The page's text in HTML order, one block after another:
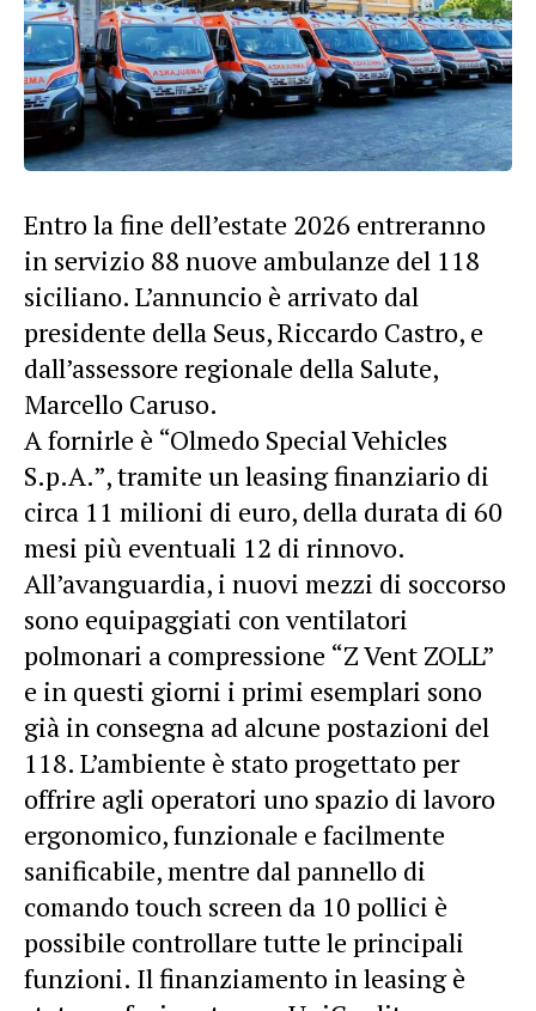
Entro la fine dell’estate 2026 entreranno
in servizio 88 nuove ambulanze del 118
siciliano. L’annuncio è arrivato dal
presidente della Seus, Riccardo Castro, e
dall’assessore regionale della Salute,
Marcello Caruso.
A fornirle è “Olmedo Special Vehicles
S.p.A.”, tramite un leasing finanziario di
circa 11 milioni di euro, della durata di 60
mesi più eventuali 12 di rinnovo.
All’avanguardia, i nuovi mezzi di soccorso
sono equipaggiati con ventilatori
polmonari a compressione “Z Vent ZOLL”
e in questi giorni i primi esemplari sono
già in consegna ad alcune postazioni del
118. L’ambiente è stato progettato per
offrire agli operatori uno spazio di lavoro
ergonomico, funzionale e facilmente
sanificabile, mentre dal pannello di
comando touch screen da 10 pollici è
possibile controllare tutte le principali
funzioni. Il finanziamento in leasing è